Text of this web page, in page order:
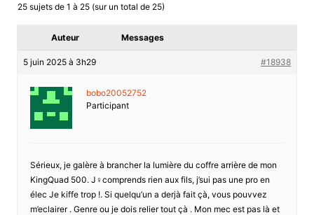
25 sujets de 1 à 25 (sur un total de 25)
Auteur Messages
5 juin 2025 à 3h29 #18938
bobo20052752
Participant
Sérieux, je galère à brancher la lumière du coffre arrière de mon
KingQuad 500. J♀comprends rien aux fils, j’sui pas une pro en
élec Je kiffe trop !. Si quelqu’un a derjà fait çà, vous pouvvez
m’eclairer . Genre ou je dois relier tout çà . Mon mec est pas là et